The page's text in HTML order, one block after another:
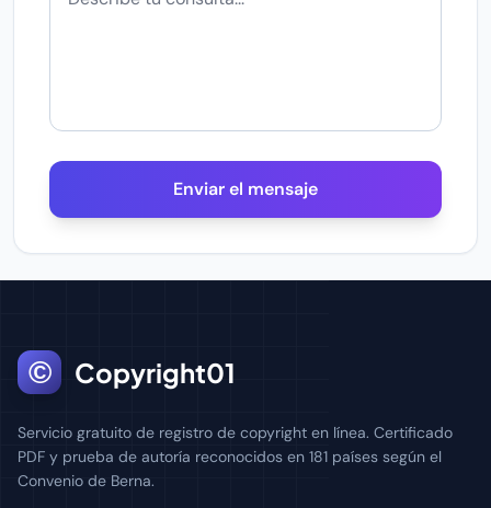
Enviar el mensaje
© Copyright01
Servicio gratuito de registro de copyright en línea. Certificado
PDF y prueba de autoría reconocidos en 181 países según el
Convenio de Berna.